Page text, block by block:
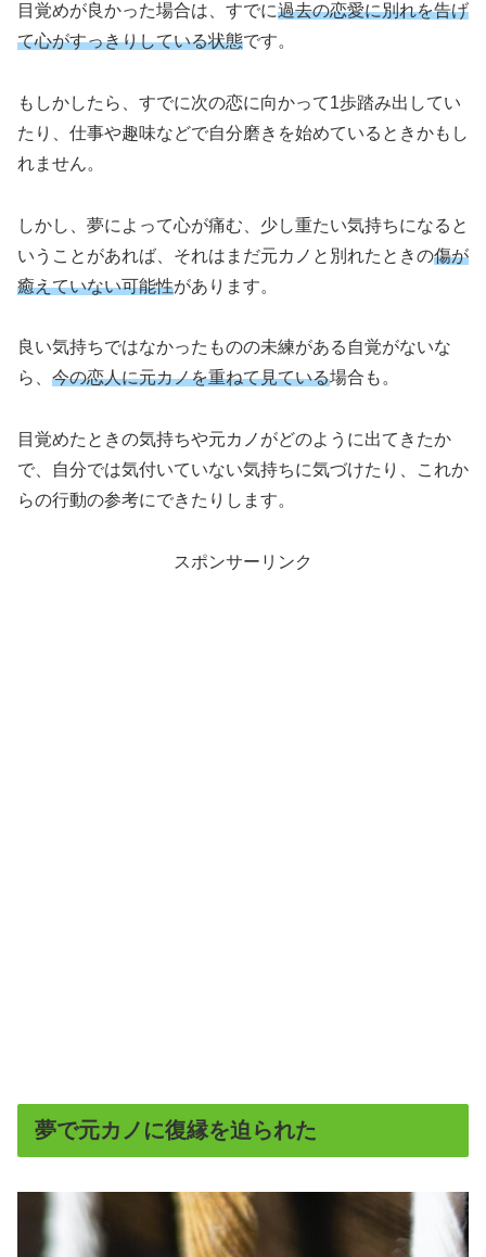
目覚めが良かった場合は、すでに過去の恋愛に別れを告げ
て心がすっきりしている状態です。
もしかしたら、すでに次の恋に向かって1歩踏み出してい
たり、仕事や趣味などで自分磨きを始めているときかもし
れません。
しかし、夢によって心が痛む、少し重たい気持ちになると
いうことがあれば、それはまだ元カノと別れたときの傷が
癒えていない可能性があります。
良い気持ちではなかったものの未練がある自覚がないな
ら、 今の恋人に元カノを重ねて見ている場合も。
目覚めたときの気持ちや元カノがどのように出てきたか
で、自分では気付いていない気持ちに気づけたり、これか
らの行動の参考にできたりします。
スポンサーリンク
夢で元カノに復縁を迫られた